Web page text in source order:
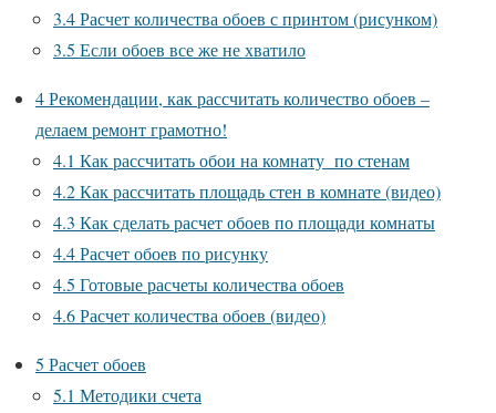
3.4Расчет количества обоев с принтом (рисунком)
3.5 Если обоев все же не хватило
4Рекомендации, как рассчитать количество обоев –
делаем ремонт грамотно!
4.1 Как рассчитать обои на комнату по стенам
4.2Как рассчитать площадь стен в комнате (видео)
4.3 Как сделать расчет обоев по площади комнаты
4.4Расчет обоев по рисунку
4.5 Готовые расчеты количества обоев
4.6Расчет количества обоев (видео)
5 Расчет обоев
5.1 Методики счета